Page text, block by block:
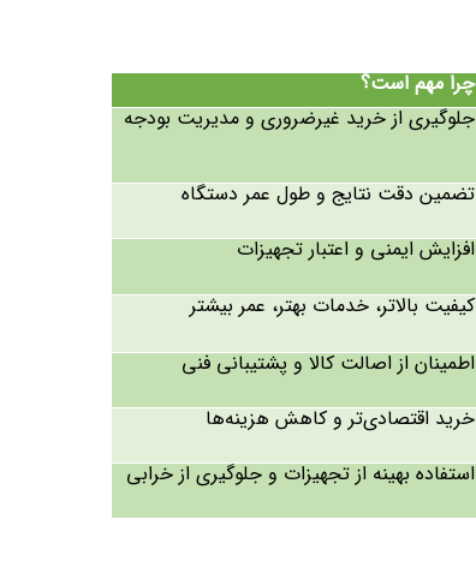
چرا مهم است؟
جلوگیری از خرید غیرضروری و مدیریت بودجه
تضمین دقت نتایج و طول عمر دستگاه
افزایش ایمنی و اعتبار تجهیزات
کیفیت بالاتر، خدمات بهتر، عمر بیشتر
اطمینان از اصالت کالا و پشتیبانی فنی
خرید اقتصادی‌تر و کاهش هزینه‌ها
استفاده بهینه از تجهیزات و جلوگیری از خرابی